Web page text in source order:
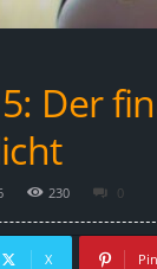
Der
230 0
X